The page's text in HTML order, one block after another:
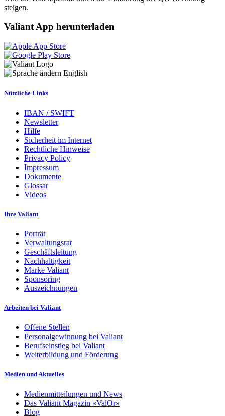
steigen.
Valiant App herunterladen
English
Nützliche Links
IBAN / SWIFT
Newsletter
Hilfe
Sicherheit im Internet
Rechtliche Hinweise
Privacy Policy
Impressum
Dokumente
Glossar
Videos
Ihre Valiant
Porträt
Verwaltungsrat
Geschäftsleitung
Nachhaltigkeit
Marke Valiant
Sponsoring
Auszeichnungen
Arbeiten bei Valiant
Offene Stellen
Personalgewinnung bei Valiant
Berufseinstieg bei Valiant
Weiterbildung und Förderung
Medien und Aktuelles
Medienmitteilungen und News
Das Valiant Magazin «ValOr»
Blog